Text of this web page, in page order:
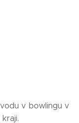
v bowlingu v